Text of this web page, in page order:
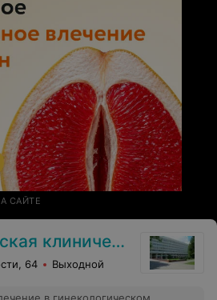
САЙТЕ
больница
64 Выходной